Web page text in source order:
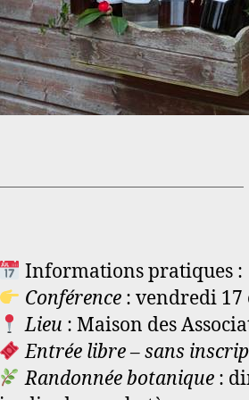
Informations pratiques :
Conférence: vendredi 17
Lieu : Maison des
Entrée libre – sans
Randonnée botanique: